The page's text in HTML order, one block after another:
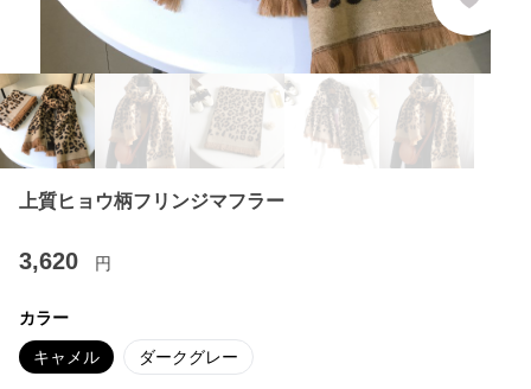
上質ヒョウ柄フリンジマフラー
3,620 円
カラー
キャメル ダークグレー